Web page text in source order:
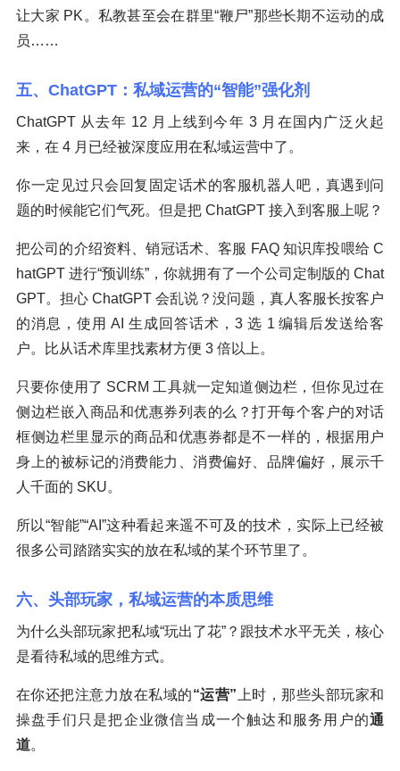
让大家 PK。私教甚至会在群里“鞭尸”那些长期不运动的成
员……
五、ChatGPT：私域运营的“智能”强化剂
ChatGPT 从去年 12 月上线到今年 3 月在国内广泛火起
来，在 4 月已经被深度应用在私域运营中了。
你一定见过只会回复固定话术的客服机器人吧，真遇到问
题的时候能它们气死。但是把 ChatGPT 接入到客服上呢？
把公司的介绍资料、销冠话术、客服 FAQ 知识库投喂给 C
hatGPT 进行“预训练”，你就拥有了一个公司定制版的 Chat
GPT。担心 ChatGPT 会乱说？没问题，真人客服长按客户
的消息，使用 AI 生成回答话术，3 选 1 编辑后发送给客
户。比从话术库里找素材方便 3 倍以上。
只要你使用了 SCRM 工具就一定知道侧边栏，但你见过在
侧边栏嵌入商品和优惠券列表的么？打开每个客户的对话
框侧边栏里显示的商品和优惠券都是不一样的，根据用户
身上的被标记的消费能力、消费偏好、品牌偏好，展示千
人千面的 SKU。
所以“智能”“AI”这种看起来遥不可及的技术，实际上已经被
很多公司踏踏实实的放在私域的某个环节里了。
六、头部玩家，私域运营的本质思维
为什么头部玩家把私域“玩出了花”？跟技术水平无关，核心
是看待私域的思维方式。
在你还把注意力放在私域的“运营” 上时，那些头部玩家和
操盘手们只是把企业微信当成一个触达和服务用户的通
道。